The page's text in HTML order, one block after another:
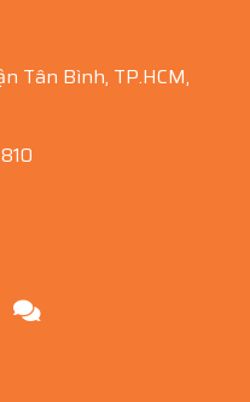
Tân Bình, TP.HCM,